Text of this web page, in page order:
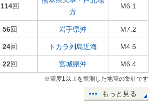
114回
方
M6.1
56回 岩手県沖 M7.2
24回 トカラ列島近海 M4.6
22回 宮城県沖 M6.4
※震度1以上を観測した地震の集計です
もっと見る